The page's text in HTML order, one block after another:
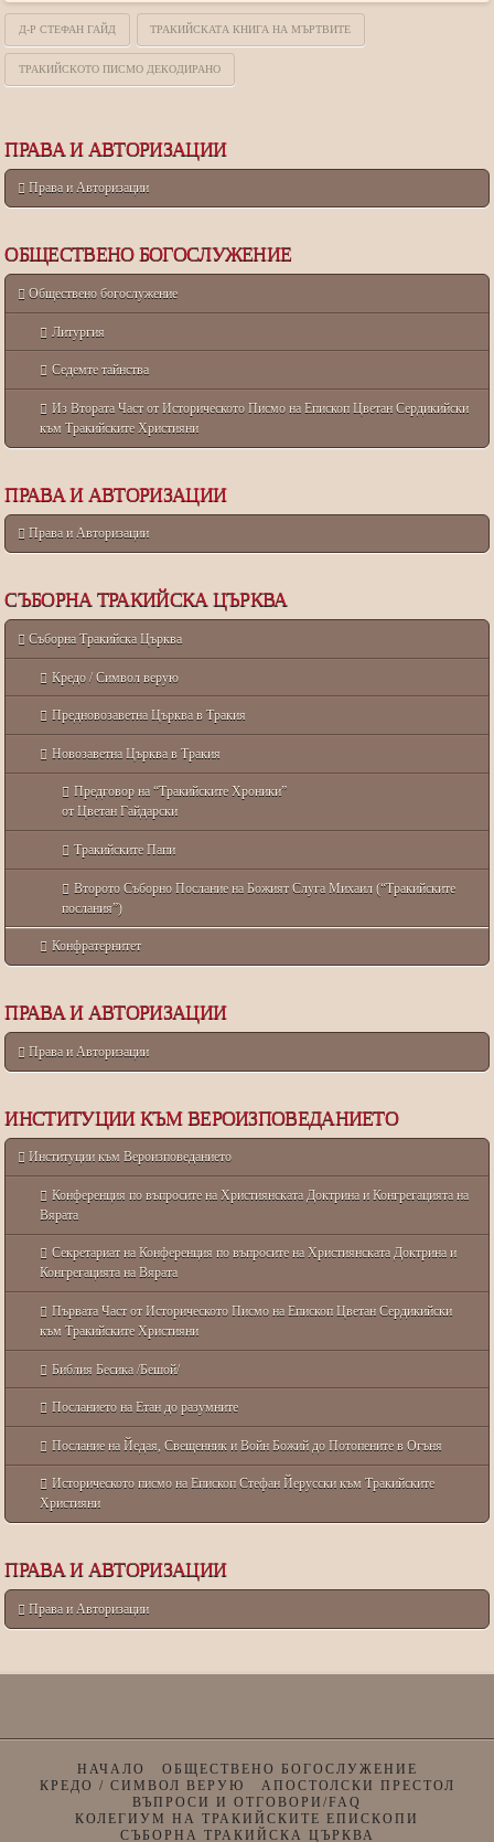
Д-Р СТЕФАН ГАЙД ТРАКИЙСКАТА КНИГА НА МЪРТВИТЕ
ТРАКИЙСКОТО ПИСМО ДЕКОДИРАНО
ПРАВА И АВТОРИЗАЦИИ
Права и Авторизации
ОБЩЕСТВЕНО БОГОСЛУЖЕНИЕ
Обществено богослужение
Литургия
Седемте тайнства
Из Втората Част от Историческото Писмо на Епископ Цветан Сердикийски
към Тракийските Християни
ПРАВА И АВТОРИЗАЦИИ
Права и Авторизации
СЪБОРНА ТРАКИЙСКА ЦЪРКВА
Съборна Тракийска Църква
Кредо / Символ верую
Предновозаветна Църква в Тракия
Новозаветна Църква в Тракия
Предговор на “Тракийските Хроники”
от Цветан Гайдарски
Тракийските Папи
Второто Съборно Послание на Божият Слуга Михаил (“Тракийските
послания”)
Конфратернитет
ПРАВА И АВТОРИЗАЦИИ
Права и Авторизации
ИНСТИТУЦИИ КЪМ ВЕРОИЗПОВЕДАНИЕТО
Институции към Вероизповеданието
Конференция по въпросите на Християнската Доктрина и Конгрегацията на
Вярата
Секретариат на Конференция по въпросите на Християнската Доктрина и
Конгрегацията на Вярата
Първата Част от Историческото Писмо на Епископ Цветан Сердикийски
към Тракийските Християни
Библия Бесика /Бешой/
Посланието на Етан до разумните
Послание на Йедая, Свещенник и Войн Божий до Потопените в Огъня
Историческото писмо на Епископ Стефан Йерусски към Тракийските
Християни
ПРАВА И АВТОРИЗАЦИИ
Права и Авторизации
НАЧАЛО
ОБЩЕСТВЕНО БОГОСЛУЖЕНИЕ
КРЕДО / СИМВОЛ ВЕРУЮ
АПОСТОЛСКИ ПРЕСТОЛ
ВЪПРОСИ И ОТГОВОРИ/FAQ
КОЛЕГИУМ НА ТРАКИЙСКИТЕ ЕПИСКОПИ
СЪБОРНА ТРАКИЙСКА ЦЪРКВА